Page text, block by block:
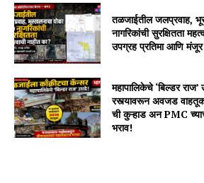
तळजाईतील जलप्रवाह,
नागरिकांची सुरक्षितता
उपग्रह प्रतिमा आणि
महापालिकेचे ‘बिल्डर
रस्त्यावरून अवजड
ची कुऱ्हाड अन PMC
भराव!